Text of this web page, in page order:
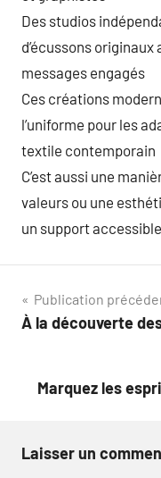
Des studios
d’écussons
messages engagés
Ces créations
l’uniforme pour les
textile contemporain
C’est aussi une
valeurs ou une
un support
Navigation
de
Publication
À la découverte
Marquez les
Laisser un